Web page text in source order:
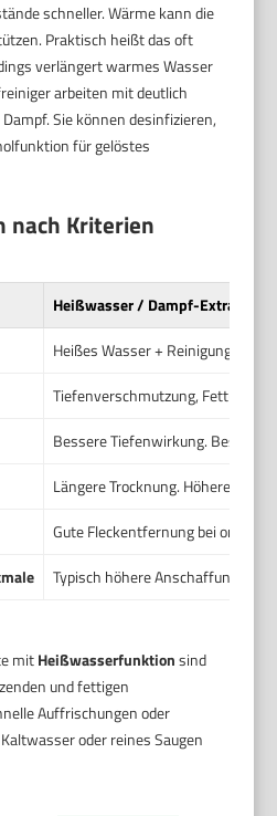
schneller. Wärme kann die
Praktisch heißt das oft
verlängert warmes Wasser
arbeiten mit deutlich
Sie können desinfizieren,
für gelöstes
nach Kriterien
Heißwasser / Dampf-Extraktion
Heißes Wasser +
Tiefenverschmutzung, Fett- und
Bessere Tiefenwirkung. Bessere
Längere Trocknung. Höherer
Gute Fleckentfernung bei
Typisch höhere
mitHeißwasserfunktionsind
und fettigen
Auffrischungen oder
oder reines Saugen